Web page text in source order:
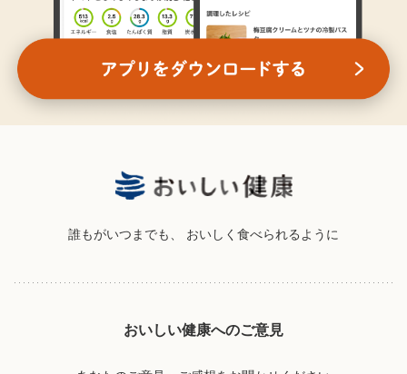
誰もがいつまでも、 おいしく食べられるように
おいしい健康へのご意見